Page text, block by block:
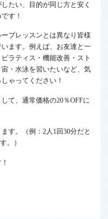
たい、目的が同じ方と安く
す！
プレッスンとは異なり皆様
ます。例えば、お友達と一
ラティス・機能改善・スト
・水泳を習いたいなど、気
ゃってください！
て、通常価格の20％OFFに
す。（例：2人1回30分だと
。）